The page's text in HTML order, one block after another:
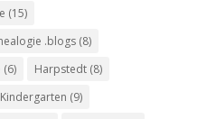
(15)
.blogs(8)
(6) Harpstedt(8)
Kindergarten (9)